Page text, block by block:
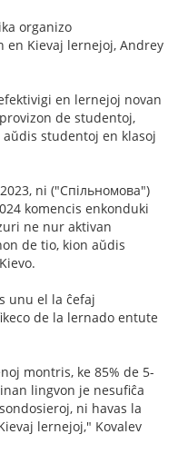
organizo
en Kievaj lernejoj, Andrey
en lernejoj novan
de studentoj,
studentoj en klasoj
ni ("Спільномова")
komencis enkonduki
ne nur aktivan
de tio, kion aŭdis
unu el la ĉefaj
de la lernado entute
montris, ke 85% de 5-
lingvon je nesufiĉa
ni havas la
lernejoj," Kovalev